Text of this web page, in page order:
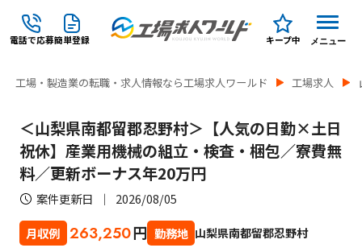
電話で応募簡単登録 キープ中 メニュー
工場・製造業の転職・求人情報なら工場求人ワールド 工場求人
＜山梨県南都留郡忍野村＞【人気の日勤×土日
祝休】産業用機械の組立・検査・梱包／寮費無
料／更新ボーナス年20万円
案件更新日 2026/08/05
月収例 263,250円 勤務地 山梨県南都留郡忍野村